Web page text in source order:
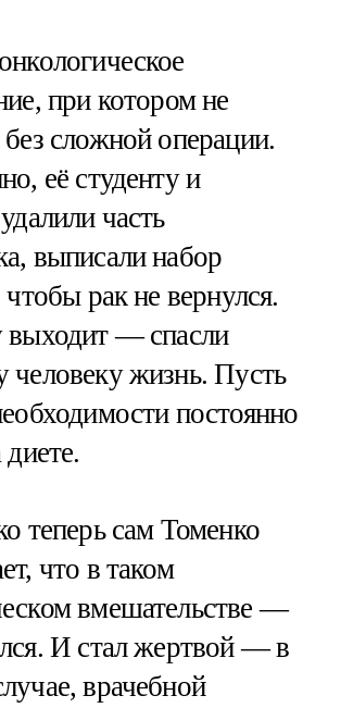
при котором не
сложной операции.
её студенту и
часть
выписали набор
чтобы рак не вернулся.
выходит — спасли
человеку жизнь. Пусть
постоянно
диете.
теперь сам Томенко
что в таком
вмешательстве —
И стал жертвой — в
врачебной